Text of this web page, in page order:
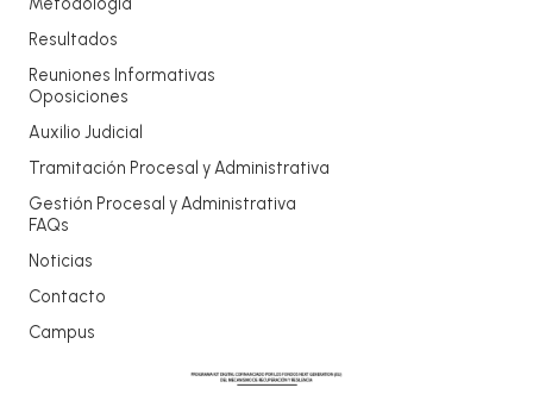
Resultados
Reuniones Informativas
Oposiciones
Auxilio Judicial
Tramitación Procesal y Administrativa
Gestión Procesal y Administrativa
FAQs
Noticias
Contacto
Campus